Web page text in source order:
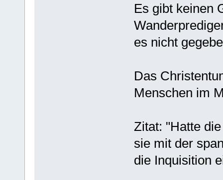
Es gibt keinen
es nicht
Das
Menschen im
Zitat: "Hatte
sie mit der
die Inquisition